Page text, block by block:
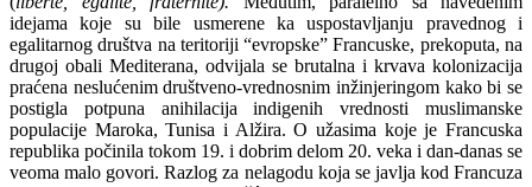
idejama koje su bile usmerene ka uspostavljanju pravednog i
egalitarnog društva na teritoriji “evropske” Francuske, prekoputa, na
drugoj obali Mediterana, odvijala se brutalna i krvava kolonizacija
praćena neslućenim društveno-vrednosnim inžinjeringom kako bi se
postigla potpuna anihilacija indigenih vrednosti muslimanske
populacije Maroka, Tunisa i Alžira. O užasima koje je Francuska
republika počinila tokom 19. i dobrim delom 20. veka i dan-danas se
veoma malo govori. Razlog za nelagodu koja se javlja kod Francuza